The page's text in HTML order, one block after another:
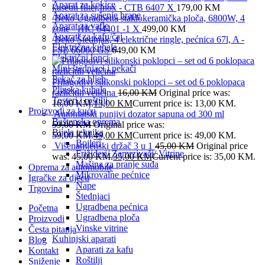
Aparat za kokice
Aparat za sušenje hrane
Aparat za vafle
Aparati za kafu/čaj
Električna kuhala
Električni lonci
Mini štednjaci i pekači
Pekač za hljeb
Plinska kuhala
Tosteri i roštilji
Proizvodi za kuću
Baštenska oprema
Bijela tehnika
Bojleri
Frižideri/ Zamrzivači/ Vitrine
Mašina za pranje suđa
Mikrovalne pećnice
Nape
Štednjaci
Ugradbena pećnica
Ugradbena ploča
Vinske vitrine
Kuhinjski aparati
Aparati za kafu
Roštilji
kasetni filter,Inox - CTB 6407 X 179,00 KM
Beko Ugradbena staklokeramička ploča, 6800W, 4
zone - HIC 64401 -1 X 499,00 KM
Beko Štednjak, 4 električne ringle, pećnica 67l, A -
FSE 66000 GS649,00 KM
Prilagodivi silikonski poklopci – set od 6 poklopaca
različitih veličina 16,00KM Original price was:
16,00 KM.13,00 KMCurrent price is: 13,00 KM.
Automatski punjivi dozator sapuna od 300 ml
59,00KM Original price was:
59,00 KM.49,00 KMCurrent price is: 49,00 KM.
Višenamjenski držač 3 u 1 45,00KM Original price
was: 45,00 KM.35,00KMCurrent price is: 35,00 KM.
Oprema za automobile
Igračke za djecu
Trgovina
Početna
Proizvodi
Česta pitanja
Blog
Kontakt
Sniženje